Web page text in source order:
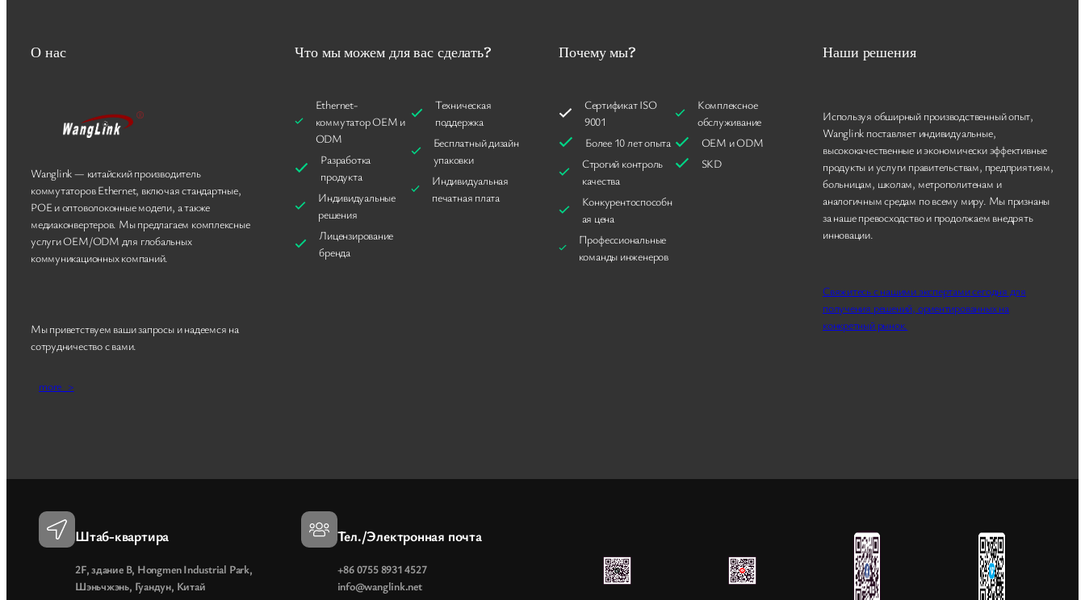
О нас
Wanglink — китайский производитель
коммутаторов Ethernet, включая стандартные,
POE и оптоволоконные модели, а также
медиаконвертеров. Мы предлагаем комплексные
услуги OEM/ODM для глобальных
коммуникационных компаний.
Мы приветствуем ваши запросы и надеемся на
сотрудничество с вами.
more_>
Что мы можем для вас сделать?
Ethernet-
коммутатор OEM и
ODM
Разработка
продукта
Индивидуальные
решения
Лицензирование
бренда
Техническая
поддержка
Бесплатный дизайн
упаковки
Индивидуальная
печатная плата
Почему мы?
Сертификат ISO
9001
Более 10 лет опыта
Строгий контроль
качества
Конкурентоспособн
ая цена
Профессиональные
команды инженеров
Комплексное
обслуживание
OEM и ODM
SKD
Наши решения
Используя обширный производственный опыт,
Wanglink поставляет индивидуальные,
высококачественные и экономически эффективные
продукты и услуги правительствам, предприятиям,
больницам, школам, метрополитенам и
аналогичным средам по всему миру. Мы признаны
за наше превосходство и продолжаем внедрять
инновации.
Свяжитесь с нашими экспертами сегодня для
получения решений, ориентированных на
конкретный рынок.
Штаб-квартира
2F, здание B, Hongmen Industrial Park,
Шэньчжэнь, Гуандун, Китай
Тел./Электронная почта
+86 0755 8931 4527
info@wanglink.net